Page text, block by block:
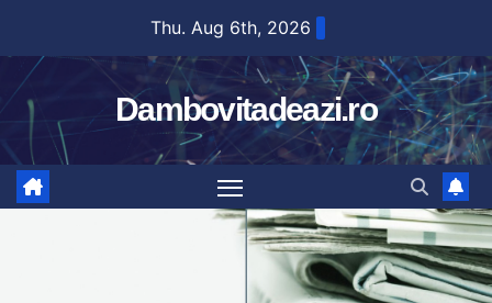
content
Thu. Aug 6th, 2026
Dambovitadeazi.ro